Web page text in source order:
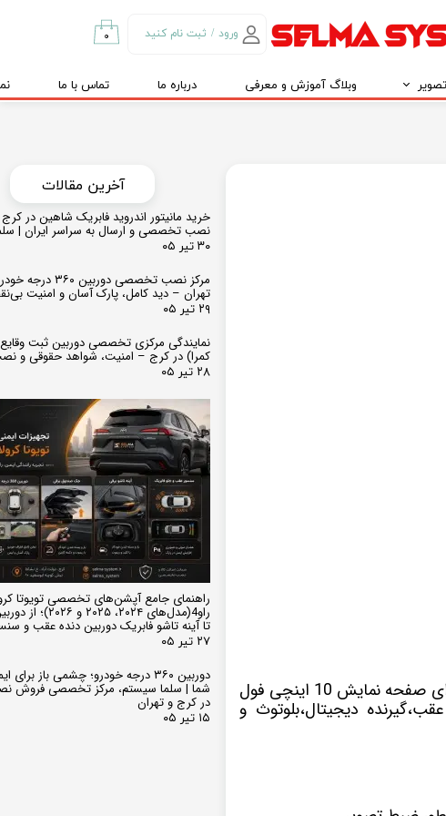
ورود / ثبت نام کنید
تغییر گذر واژه
۰
وبلاگ آموزش و معرفی درباره ما تماس با ما
با سیستم عامل اندروید دارای صفحه نمایش 10 اینچی فول
دیجیتال،بلوتوث و
خرید مانیتور اندروید فابریک شاهین در
نصب تخصصی و ارسال به سراسر ایران |
۳۰ تیر ۰۵
مرکز نصب تخصصی
تهران – دید کامل، پارک آسان و امنیت
۲۹ تیر ۰۵
نمایندگی مرکزی تخصصی دوربین ثبت
کمرا) در کرج – امنیت، شواهد حقوقی و
۲۸ تیر ۰۵
راهنمای جامع آپشن‌های تخصصی تویوتا
تا آینه تاشو فابریک دوربین دنده عقب و
۲۷ تیر ۰۵
دوربین ۳۶۰ درجه خودرو؛ چشمی باز
شما | سلما سیستم، مرکز تخصصی فروش
در کرج و تهران
۱۵ تیر ۰۵
​​آخرین مقالات